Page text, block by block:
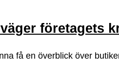
företagets
få en överblick över